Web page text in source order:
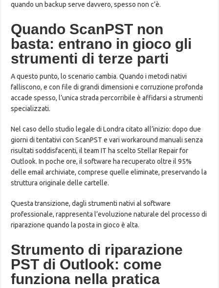
quando un backup serve davvero, spesso non c’è.
Quando ScanPST non
basta: entrano in gioco gli
strumenti di terze parti
A questo punto, lo scenario cambia. Quando i metodi nativi
falliscono, e con file di grandi dimensioni e corruzione profonda
accade spesso, l’unica strada percorribile è affidarsi a strumenti
specializzati.
Nel caso dello studio legale di Londra citato all’inizio: dopo due
giorni di tentativi con ScanPST e vari workaround manuali senza
risultati soddisfacenti, il team IT ha scelto Stellar Repair for
Outlook. In poche ore, il software ha recuperato oltre il 95%
delle email archiviate, comprese quelle eliminate, preservando la
struttura originale delle cartelle.
Questa transizione, dagli strumenti nativi al software
professionale, rappresenta l’evoluzione naturale del processo di
riparazione quando la posta in gioco è alta.
Strumento di riparazione
PST di Outlook: come
funziona nella pratica